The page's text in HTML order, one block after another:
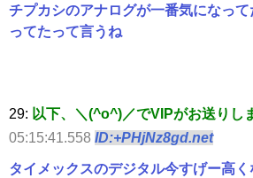
チプカシのアナログが一番気になっ
ってたって言うね
29: 以下、＼(^o^)／でVIPがお送りし
05:15:41.558 ID:+PHjNz8gd.net
タイメックスのデジタル今すげー高